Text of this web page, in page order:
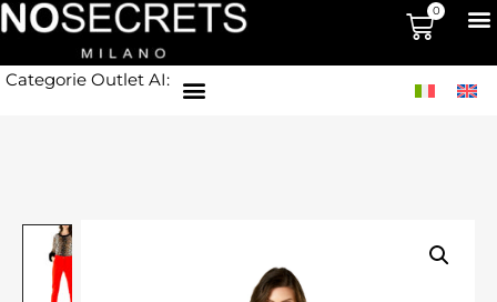
0
Categorie Outlet AI: